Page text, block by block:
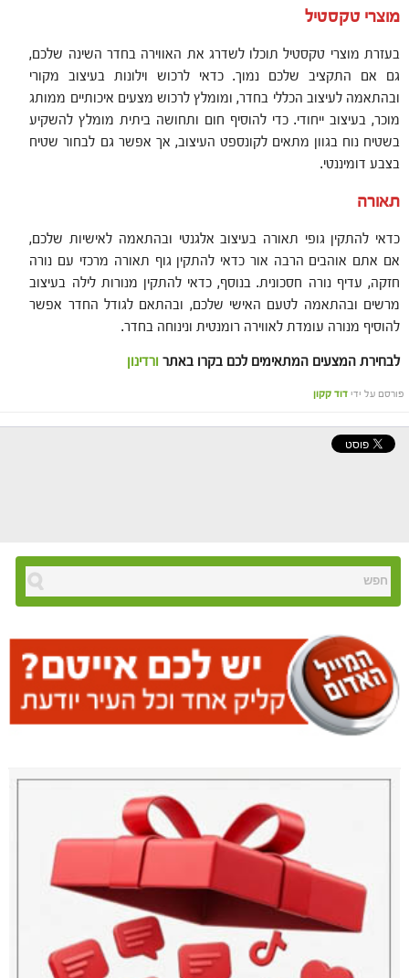
מוצרי טקסטיל
בעזרת מוצרי טקסטיל תוכלו לשדרג את האווירה בחדר השינה שלכם,
גם אם התקציב שלכם נמוך. כדאי לרכוש וילונות בעיצוב מקורי
ובהתאמה לעיצוב הכללי בחדר, ומומלץ לרכוש מצעים איכותיים ממותג
מוכר, בעיצוב ייחודי. כדי להוסיף חום ותחושה ביתית מומלץ להשקיע
בשטיח נוח בגוון מתאים לקונספט העיצוב, אך אפשר גם לבחור שטיח
בצבע דומיננטי.
תאורה
כדאי להתקין גופי תאורה בעיצוב אלגנטי ובהתאמה לאישיות שלכם,
אם אתם אוהבים הרבה אור כדאי להתקין גוף תאורה מרכזי עם נורה
חזקה, עדיף נורה חסכונית. בנוסף, כדאי להתקין מנורות לילה בעיצוב
מרשים ובהתאמה לטעם האישי שלכם, ובהתאם לגודל החדר אפשר
להוסיף מנורה עומדת לאווירה רומנטית ונינוחה בחדר.
לבחירת המצעים המתאימים לכם בקרו באתר ורדינון
פורסם על ידי דוד קקון